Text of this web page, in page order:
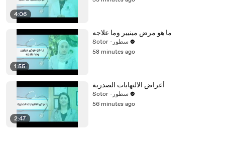
4:06
1:55
ما هو مرض مينيير وما علاجه
Sotor -سطور
58 minutes ago
2:47
أعراض الالتهابات الصدرية
Sotor -سطور
56 minutes ago